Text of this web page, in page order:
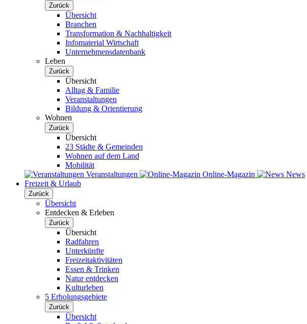
Zurück
Übersicht
Branchen
Transformation & Nachhaltigkeit
Infomaterial Wirtschaft
Unternehmensdatenbank
Leben
Zurück
Übersicht
Alltag & Familie
Veranstaltungen
Bildung & Orientierung
Wohnen
Zurück
Übersicht
23 Städte & Gemeinden
Wohnen auf dem Land
Mobilität
Veranstaltungen
Online-Magazin
News
Freizeit & Urlaub
Zurück
Übersicht
Entdecken & Erleben
Zurück
Übersicht
Radfahren
Unterkünfte
Freizeitaktivitäten
Essen & Trinken
Natur entdecken
Kulturleben
5 Erholungsgebiete
Zurück
Übersicht